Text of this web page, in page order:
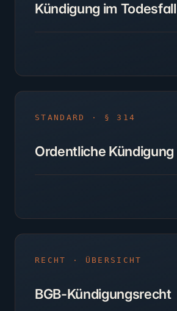
Kündigung im Todesfall
STANDARD · § 314
Ordentliche Kündigung
RECHT · ÜBERSICHT
BGB-Kündigungsrecht